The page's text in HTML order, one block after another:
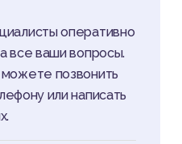
оперативно
все ваши вопросы.
позвонить
или написать